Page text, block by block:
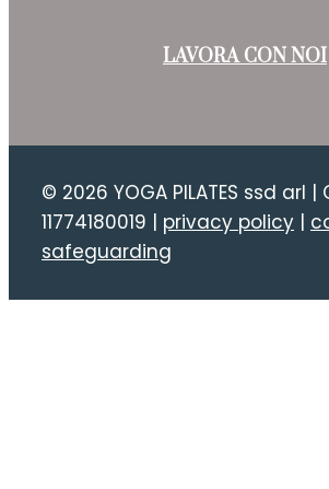
LAVORA CON NOI
© 2026 YOGA PILATES ssd arl |
11774180019 | privacy policy |
safeguarding